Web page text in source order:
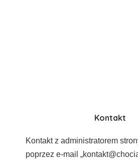
Kontakt
Kontakt z administratorem
poprzez e-mail